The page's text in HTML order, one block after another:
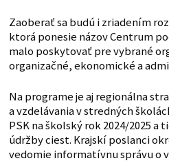
Zaoberať sa budú i zriadením
ktorá ponesie názov Centrum
malo poskytovať pre vybrané
organizačné, ekonomické a
Na programe je aj regionálna
a vzdelávania v stredných
PSK na školský rok 2024/2025 a
údržby ciest. Krajskí poslanci
vedomie informatívnu správu o